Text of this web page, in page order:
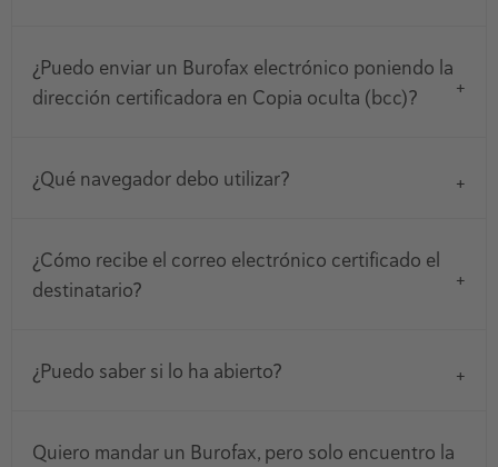
¿Puedo enviar un Burofax electrónico poniendo la
dirección certificadora en Copia oculta (bcc)?
¿Qué navegador debo utilizar?
¿Cómo recibe el correo electrónico certificado el
destinatario?
¿Puedo saber si lo ha abierto?
Quiero mandar un Burofax, pero solo encuentro la